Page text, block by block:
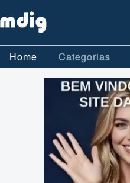
Home Categorias